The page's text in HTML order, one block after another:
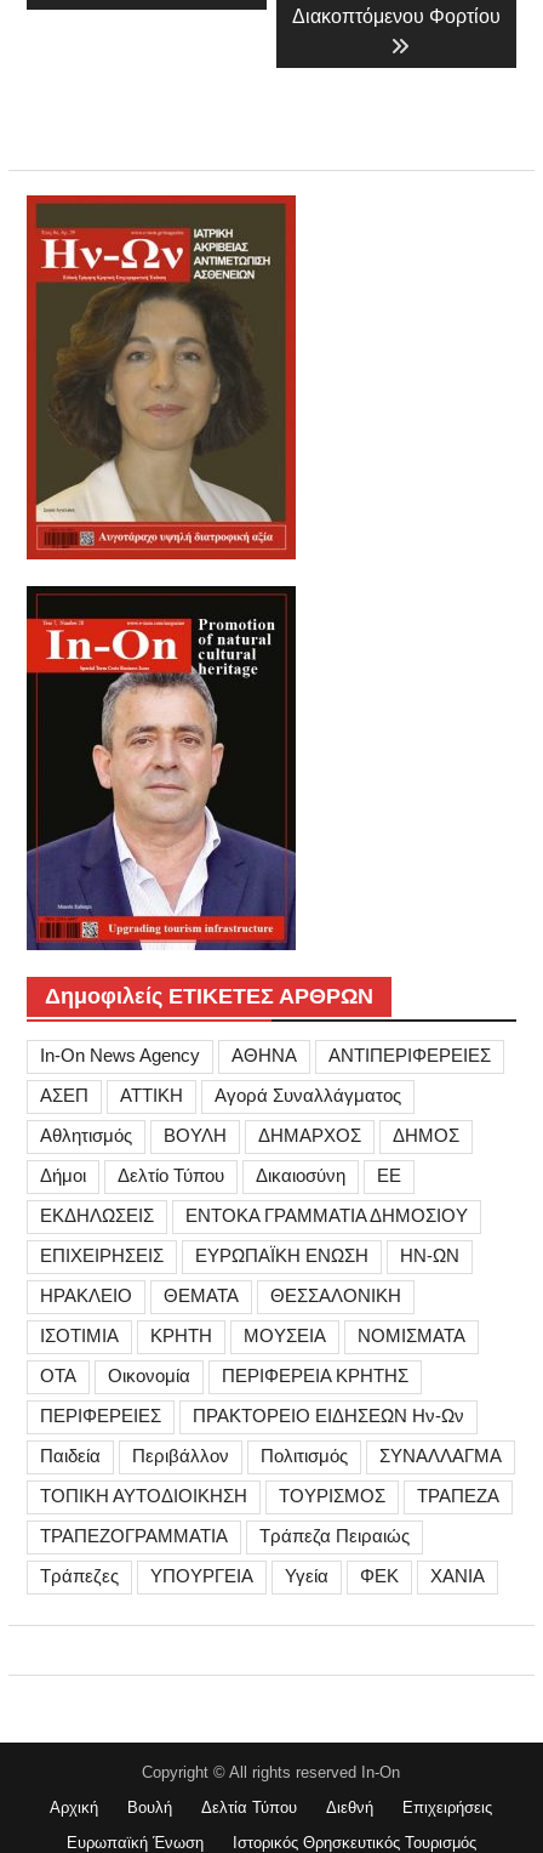
Διακοπτόμενου Φορτίου
Δημοφιλείς ΕΤΙΚΕΤΕΣ ΑΡΘΡΩΝ
In-On News Agency ΑΘΗΝΑ
ΑΝΤΙΠΕΡΙΦΕΡΕΙΕΣ
ΑΣΕΠ
ΑΤΤΙΚΗ
Αγορά Συναλλάγματος
Αθλητισμός
ΒΟΥΛΗ ΔΗΜΑΡΧΟΣ
ΔΗΜΟΣ
Δήμοι
Δελτίο Τύπου Δικαιοσύνη
ΕΕ
ΕΚΔΗΛΩΣΕΙΣ
ΕΝΤΟΚΑ ΓΡΑΜΜΑΤΙΑ ΔΗΜΟΣΙΟΥ
ΕΠΙΧΕΙΡΗΣΕΙΣ
ΕΥΡΩΠΑΪΚΗ ΕΝΩΣΗ
ΗΝ-ΩΝ
ΗΡΑΚΛΕΙΟ
ΘΕΜΑΤΑ
ΘΕΣΣΑΛΟΝΙΚΗ
ΙΣΟΤΙΜΙΑ
ΚΡΗΤΗ ΜΟΥΣΕΙΑ
ΝΟΜΙΣΜΑΤΑ
ΟΤΑ
Οικονομία
ΠΕΡΙΦΕΡΕΙΑ ΚΡΗΤΗΣ
ΠΕΡΙΦΕΡΕΙΕΣ
ΠΡΑΚΤΟΡΕΙΟ ΕΙΔΗΣΕΩΝ Ην-Ων
Παιδεία
Περιβάλλον Πολιτισμός
ΣΥΝΑΛΛΑΓΜΑ
ΤΟΠΙΚΗ ΑΥΤΟΔΙΟΙΚΗΣΗ
ΤΟΥΡΙΣΜΟΣ
ΤΡΑΠΕΖΑ
ΤΡΑΠΕΖΟΓΡΑΜΜΑΤΙΑ
Τράπεζα Πειραιώς
Τράπεζες
ΥΠΟΥΡΓΕΙΑ Υγεία ΦΕΚ ΧΑΝΙΑ
Copyright © All rights reserved In-On
Αρχική
Βουλή Δελτία Τύπου Διεθνή
Επιχειρήσεις
Ευρωπαϊκή Ένωση
Ιστορικός Θρησκευτικός Τουρισμός